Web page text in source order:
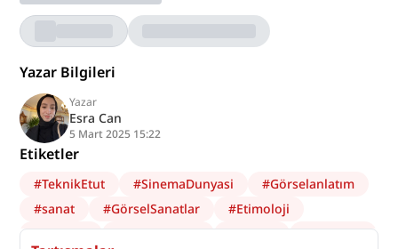
Yazar Bilgileri
Yazar
Esra Can
5 Mart 2025 15:22
Etiketler
#TeknikEtut #SinemaDunyasi #Görselanlatım
#sanat #GörselSanatlar #Etimoloji
#Kamera #Fotoğrafçılık #sözlük #Görüntü